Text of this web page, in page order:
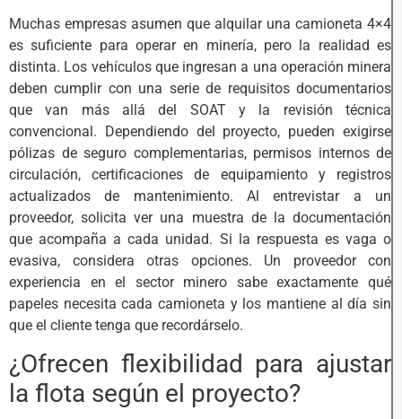
Muchas empresas asumen que alquilar una camioneta 4×4
es suficiente para operar en minería, pero la realidad es
distinta. Los vehículos que ingresan a una operación minera
deben cumplir con una serie de requisitos documentarios
que van más allá del SOAT y la revisión técnica
convencional. Dependiendo del proyecto, pueden exigirse
pólizas de seguro complementarias, permisos internos de
circulación, certificaciones de equipamiento y registros
actualizados de mantenimiento. Al entrevistar a un
proveedor, solicita ver una muestra de la documentación
que acompaña a cada unidad. Si la respuesta es vaga o
evasiva, considera otras opciones. Un proveedor con
experiencia en el sector minero sabe exactamente qué
papeles necesita cada camioneta y los mantiene al día sin
que el cliente tenga que recordárselo.
¿Ofrecen flexibilidad para ajustar
la flota según el proyecto?